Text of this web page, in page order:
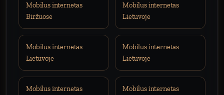
Mobilus internetas
Biržuose
Mobilus internetas
Lietuvoje
Mobilus internetas
Lietuvoje
Mobilus internetas
Lietuvoje
Mobilus internetas
Mobilus internetas